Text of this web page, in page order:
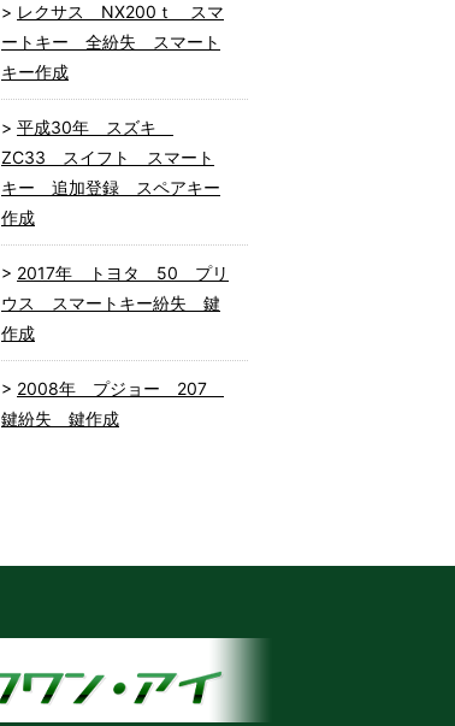
レクサス NX200ｔ スマ
ートキー 全紛失 スマート
キー作成
平成30年 スズキ
ZC33 スイフト スマート
キー 追加登録 スペアキー
作成
2017年 トヨタ 50 プリ
ウス スマートキー紛失 鍵
作成
2008年 プジョー 207
鍵紛失 鍵作成